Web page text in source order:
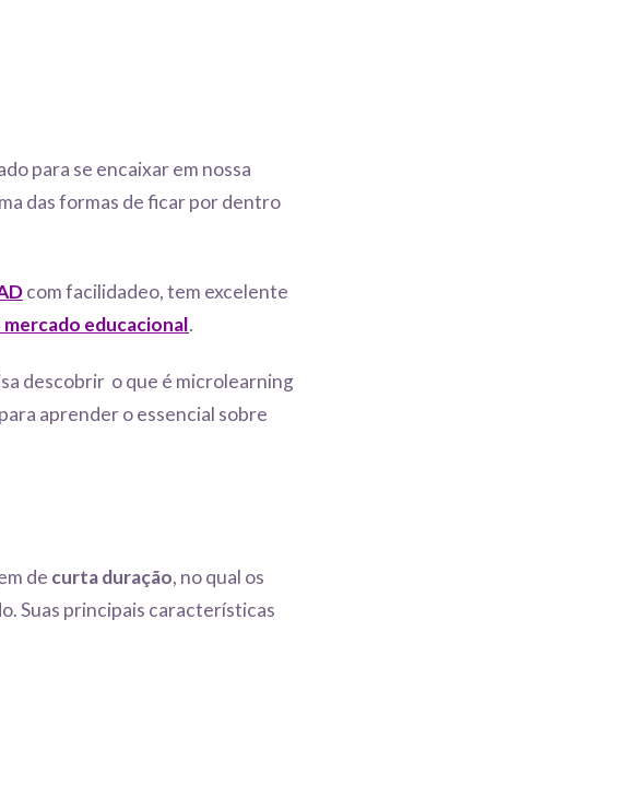
para se encaixar em nossa
das formas de ficar por dentro
com facilidadeo, tem excelente
educacional.
descobrir o que é microlearning
aprender o essencial sobre
de curta duração, no qual os
Suas principais características